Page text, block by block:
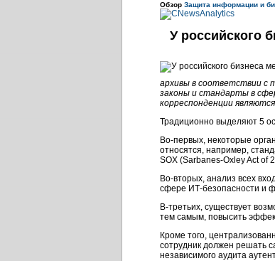
Обзор Защита информации и
У российского
архивы в соответствии с
законы и стандарты в
корреспонденции
Традиционно выделяют 5
Во-первых, некоторые
относятся, например,
SOX (Sarbanes-Oxley Act of
Во-вторых, анализ всех
сфере ИТ-безопасности и
В-третьих, существует
тем самым, повысить
Кроме того,
сотрудник должен решать
независимого аудита